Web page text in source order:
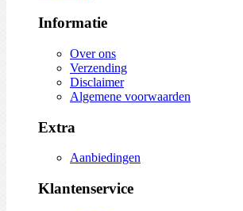
Informatie
Over ons
Verzending
Disclaimer
Algemene voorwaarden
Extra
Aanbiedingen
Klantenservice